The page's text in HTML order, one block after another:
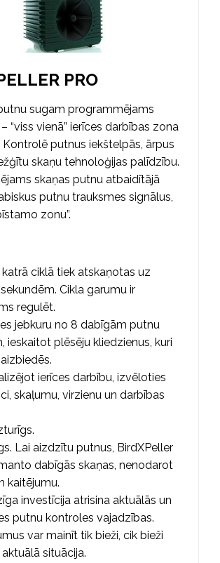
PRO
sugam programmējams
“viss vienā” ierīces darbības zona
Kontrolē putnus iekštelpās, ārpus
skaņu tehnoloģijas palīdzību.
skaņas putnu atbaidītājā
putnu trauksmes signālus,
zonu”.
katrā ciklā tiek atskaņotas uz
Cikla garumu ir
regulēt.
jebkuru no 8 dabīgām putnu
ieskaitot plēsēju kliedzienus, kuri
ierīces darbību, izvēloties
skaļumu, virzienu un darbības
Lai aizdzītu putnus, BirdXPeller
dabīgās skaņas, nenodarot
kaitējumu.
investīcija atrisina aktuālās un
putnu kontroles vajadzības.
var mainīt tik bieži, cik bieži
situācija.